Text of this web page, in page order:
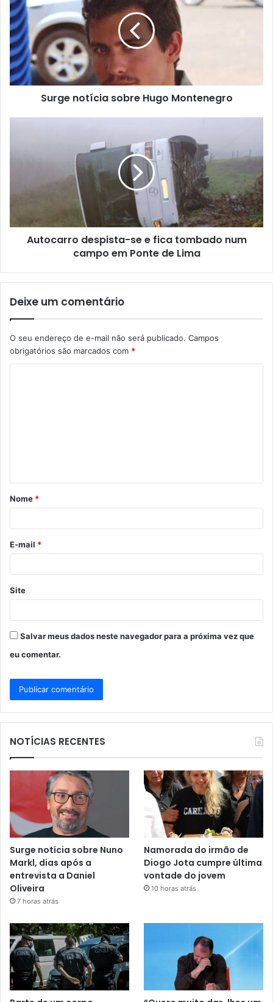
Surge notícia sobre Hugo Montenegro
Autocarro despista-se e fica tombado num
campo em Ponte de Lima
Deixe um comentário
O seu endereço de e-mail não será publicado. Campos
obrigatórios são marcados com *
á
r
*
Nome *
E-mail *
Site
Salvar meus dados neste navegador para a próxima vez que
eu comentar.
NOTÍCIAS RECENTES
Surge notícia sobre Nuno
Markl, dias após a
entrevista a Daniel
Oliveira
7 horas atrás
Namorada do irmão de
Diogo Jota cumpre última
vontade do jovem
10 horas atrás